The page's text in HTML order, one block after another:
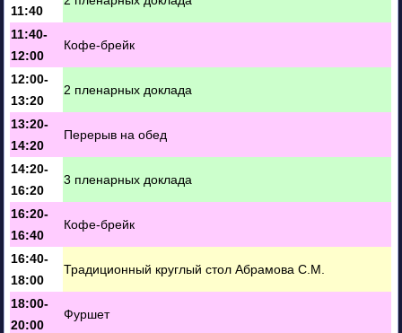
11:40
11:40-
12:00
Кофе-брейк
12:00-
13:20
2 пленарных доклада
13:20-
14:20
Перерыв на обед
14:20-
16:20
3 пленарных доклада
16:20-
16:40
Кофе-брейк
16:40-
18:00
Традиционный круглый стол Абрамова С.М.
18:00-
20:00
Фуршет